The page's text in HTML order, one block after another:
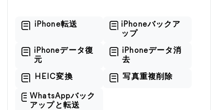
iPhone転送
iPhoneバックア
ップ
iPhoneデータ復
元
iPhoneデータ消
去
HEIC変換 写真重複削除
WhatsAppバック
アップと転送